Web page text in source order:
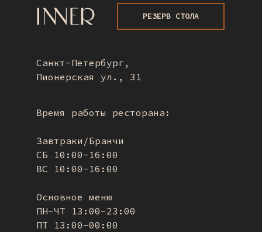
Санкт-Петербург,
Пионерская ул., 31
Время работы ресторана:
Завтраки/Бранчи
СБ 10:00-16:00
ВС 10:00-16:00
Основное меню
ПН-ЧТ 13:00-23:00
ПТ 13:00-00:00
РЕЗЕРВ СТОЛА